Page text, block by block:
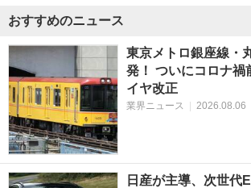
おすすめのニュース
東京メトロ銀座線・
発！ ついにコロナ禍
イヤ改正
業界ニュース 2026.08.06
日産が主導、次世代